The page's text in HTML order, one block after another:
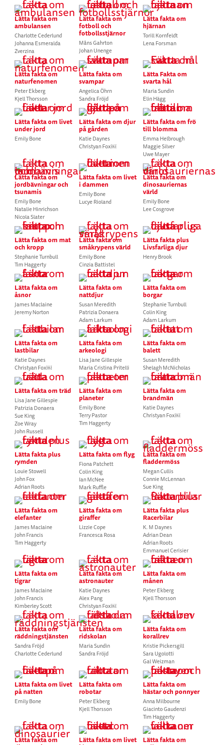
Lätta fakta om
ambulansen
Charlotte Cederlund
Johanna Esmeralda
Zverzina
Lätta fakta om
fotboll och
fotbollsstjärnor
Måns Gahrton
Johan Unenge
Lätta fakta om
hjärnan
Torill Kornfeldt
Lena Forsman
Lätta fakta om
naturfenomen
Peter Ekberg
Kjell Thorsson
Lätta fakta om
svampar
Angelica Öhrn
Sandra Fröjd
Lätta Fakta om
svarta hål
Maria Sundin
Elin Hägg
Lätta fakta om livet
under jord
Emily Bone
Lätta fakta om djur
på gården
Katie Daynes
Christyan Fox￼
Lätta fakta om frö
till blomma
Emma Helbrough
Maggie Silver
Uwe Mayer
Lätta fakta om
jordbävningar och
tsunamis
Emily Bone
Natalie Hinrichson
Nicola Slater
Lätta fakta om livet
i dammen
Emily Bone
Lucye Rioland
Lätta fakta om
dinosauriernas
värld
Emily Bone
Lee Cosgrove
Lätta fakta om mat
och kropp
Stephanie Turnbull
Tim Haggerty
Lätta fakta om
småkrypens värld
Emily Bone
Cinzia Battistel
Lätta fakta plus
Livsfarliga djur
Henry Brook
Lätta fakta om
åsnor
James Maclaine
Jeremy Norton
Lätta fakta om
nattdjur
Susan Meredith
Patrizia Donaera
Adam Larkum
Lätta fakta om
borgar
Stephanie Turnbull
Colin King
Adam Larkum
Lätta fakta om
lastbilar
Katie Daynes
Christyan Fox￼
Lätta fakta om
arkeologi
Lisa Jane Gillespie
Maria Cristina Pritelli
Lätta fakta om
balett
Susan Meredith
Shelagh McNicholas
Lätta fakta om träd
Lisa Jane Gillespie
Patrizia Donaera
Sue King
Zoe Wray
John Russell
Lätta fakta om
planeter
Emily Bone
Terry Pastor
Tim Haggerty
Lätta fakta om
brandmän
Katie Daynes
Christyan Fox￼
Lätta fakta plus
rymden
Louie Stowell
John Fox
Adrian Roots
Lätta fakta om flyg
Fiona Patchett
Colin King
Ian McNee
Mark Ruffle
Lätta fakta om
fladdermöss
Megan Cullis
Connie McLennan
Sue King
Lätta fakta om
elefanter
James Maclaine
John Francis
Tim Haggerty
Lätta fakta om
giraffer
Lizzie Cope
Francesca Rosa
Lätta fakta plus
Racerbilar
K. M Daynes
Adrian Dean
Adrian Roots
Emmanuel Cerisier
Lätta fakta om
tigrar
James Maclaine
John Francis
Kimberley Scott
Lätta fakta om
astronauter
Katie Daynes
Alex Pang
Christyan Fox￼
Lätta fakta om
månen
Peter Ekberg
Kjell Thorsson
Lätta fakta om
räddningstjänsten
Sandra Fröjd
Charlotte Cederlund
Lätta fakta om
ridskolan
Maria Sundin
Sandra Fröjd
Lätta fakta om
korallrev
Kristie Pickersgill
Sara Ugolotti
Gal Weizman
Lätta fakta om livet
på natten
Emily Bone
Lätta fakta om
robotar
Peter Ekberg
Kjell Thorsson
Lätta fakta om
hästar och ponnyer
Anna Milbourne
Giacinto Gaudenzi
Tim Haggerty
Lätta fakta om Lätta fakta om livet Lätta fakta om